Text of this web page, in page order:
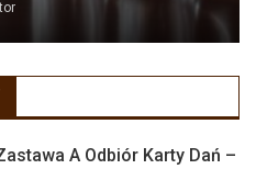
A Odbiór Karty Dań –